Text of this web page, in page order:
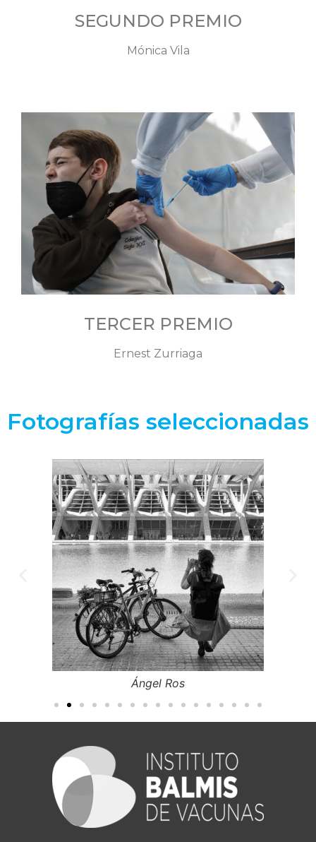
SEGUNDO PREMIO
Mónica Vila
TERCER PREMIO
Ernest Zurriaga
Fotografías seleccionadas
Ángel Ros